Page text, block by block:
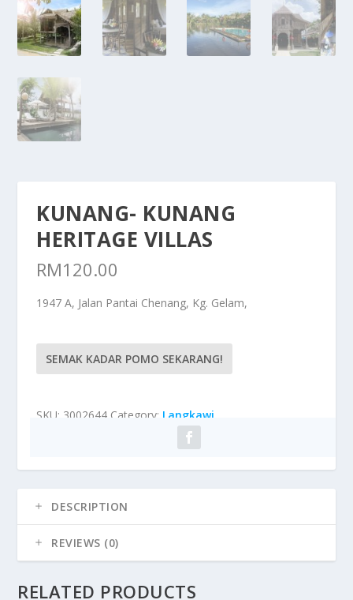
KUNANG- KUNANG
HERITAGE VILLAS
RM120.00
1947 A, Jalan Pantai Chenang, Kg. Gelam,
SEMAK KADAR POMO SEKARANG!
SKU: 3002644 Category: Langkawi
DESCRIPTION
REVIEWS (0)
RELATED PRODUCTS